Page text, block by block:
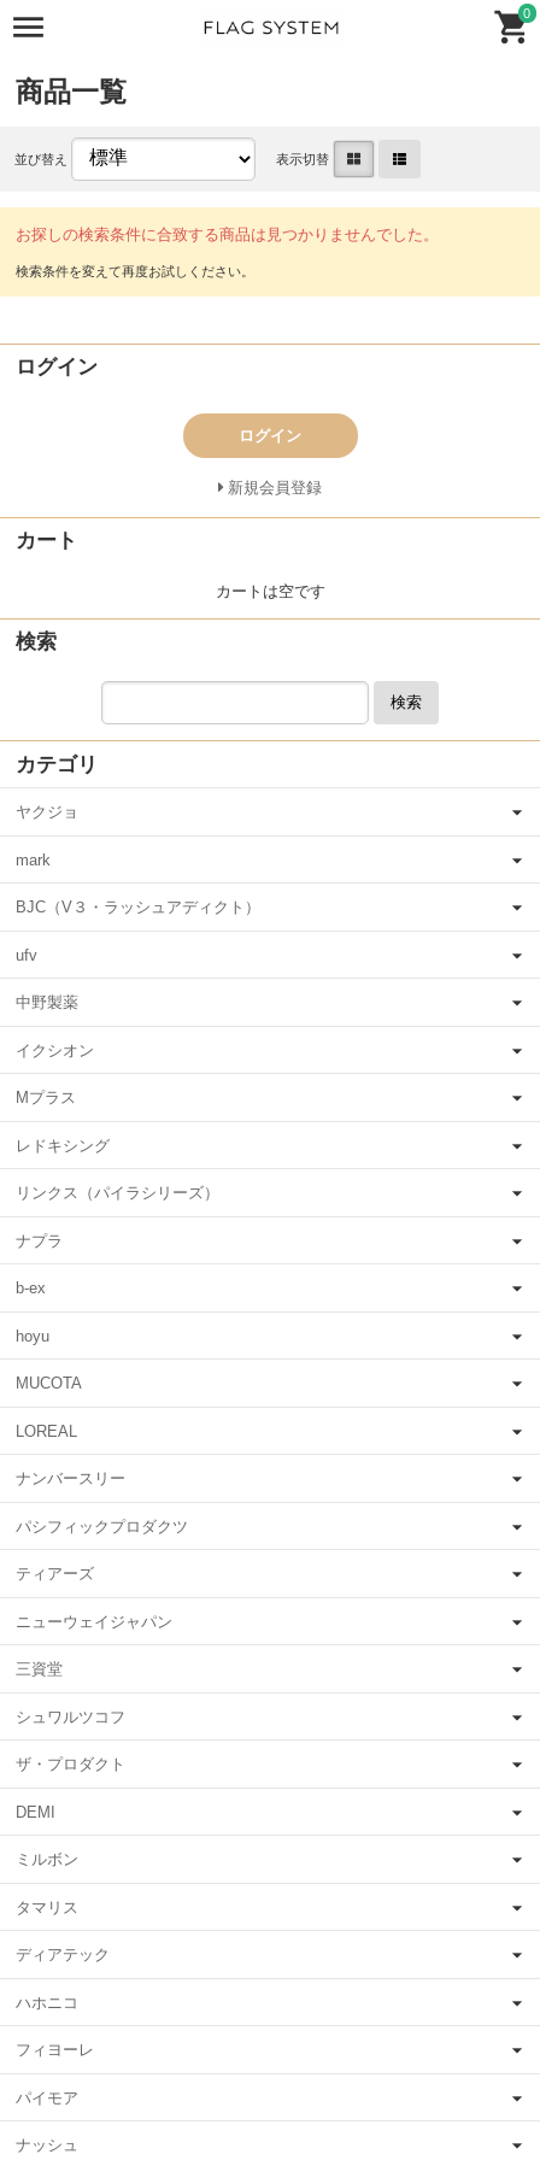
0
商品一覧
並び替え 表示切替
お探しの検索条件に合致する商品は見つかりませんでした。
ログイン
ログイン
新規会員登録
カート
カートは空です
検索
検索
カテゴリ
ヤクジョ
mark
BJC（V３・ラッシュアディクト）
ufv
中野製薬
イクシオン
Mプラス
レドキシング
リンクス（パイラシリーズ）
ナプラ
b-ex
hoyu
MUCOTA
LOREAL
ナンバースリー
パシフィックプロダクツ
ティアーズ
ニューウェイジャパン
三資堂
シュワルツコフ
ザ・プロダクト
DEMI
ミルボン
タマリス
ディアテック
ハホニコ
フィヨーレ
パイモア
ナッシュ